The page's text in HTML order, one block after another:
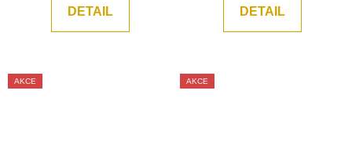
DETAIL DETAIL
AKCE AKCE